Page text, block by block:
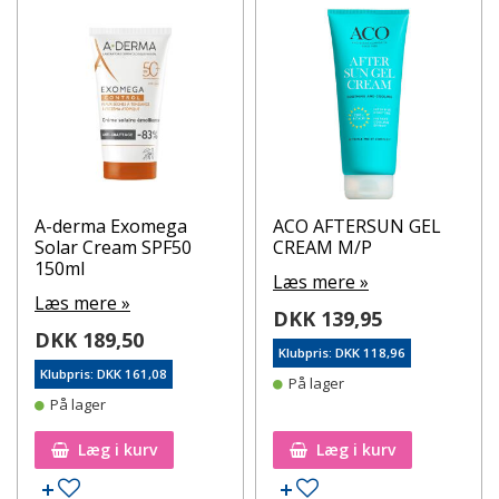
A-derma Exomega
Solar Cream SPF50
150ml
Læs mere »
DKK 189,50
Klubpris: DKK 161,08
På lager
Læg i kurv
Tilføj til ønskeseddel
ACO AFTERSUN GEL
CREAM M/P
Læs mere »
DKK 139,95
Klubpris: DKK 118,96
På lager
Læg i kurv
Tilføj til ønskeseddel